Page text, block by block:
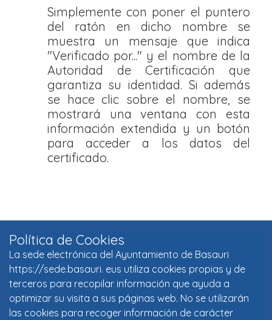
Simplemente con poner el puntero
del ratón en dicho nombre se
muestra un mensaje que indica
"Verificado por..." y el nombre de la
Autoridad de Certificación que
garantiza su identidad. Si además
se hace clic sobre el nombre, se
mostrará una ventana con esta
información extendida y un botón
para acceder a los datos del
certificado.
Política de Cookies
La sede electrónica del Ayuntamiento de Basauri
https://sede.basauri. eus utiliza cookies propias y de
terceros para recopilar información que ayuda a
optimizar su visita a sus páginas web. No se utilizarán
las cookies para recoger información de carácter